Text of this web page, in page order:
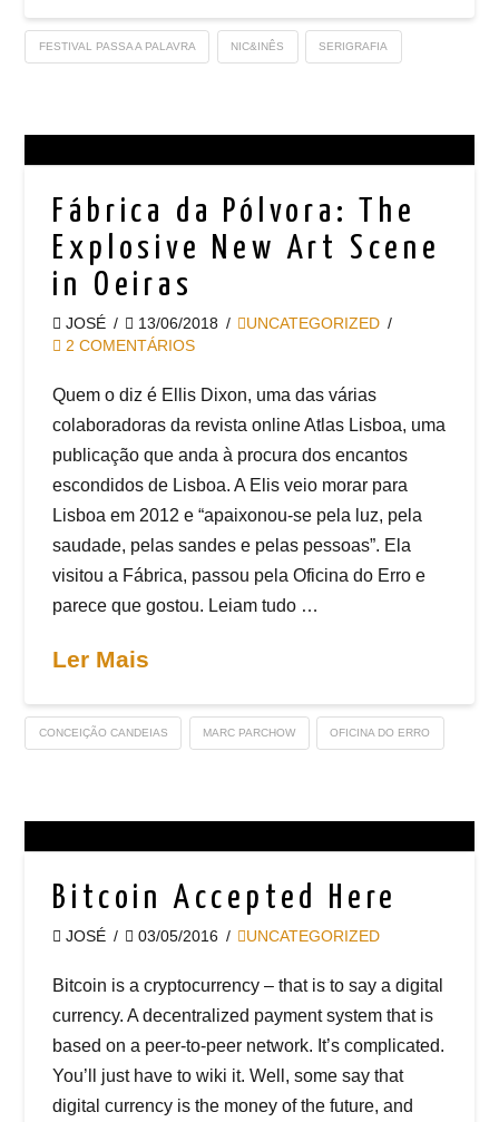
FESTIVAL PASSA A PALAVRA NIC&INÊS SERIGRAFIA
Fábrica da Pólvora: The
Explosive New Art Scene
in Oeiras
JOSÉ 13/06/2018
UNCATEGORIZED
2 COMENTÁRIOS
Quem o diz é Ellis Dixon, uma das várias
colaboradoras da revista online Atlas Lisboa, uma
publicação que anda à procura dos encantos
escondidos de Lisboa. A Elis veio morar para
Lisboa em 2012 e “apaixonou-se pela luz, pela
saudade, pelas sandes e pelas pessoas”. Ela
visitou a Fábrica, passou pela Oficina do Erro e
parece que gostou. Leiam tudo …
Ler Mais
CONCEIÇÃO CANDEIAS MARC PARCHOW OFICINA DO ERRO
Bitcoin Accepted Here
JOSÉ 03/05/2016 UNCATEGORIZED
Bitcoin is a cryptocurrency – that is to say a digital
currency. A decentralized payment system that is
based on a peer-to-peer network. It’s complicated.
You’ll just have to wiki it. Well, some say that
digital currency is the money of the future, and